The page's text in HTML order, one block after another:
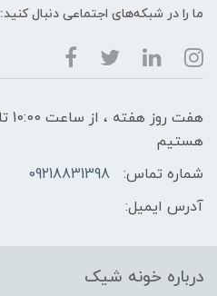
ما را در شبکه‌های اجتماعی دنبال کنید:
هستیم
شماره تماس:
09218831398
آدرس ایمیل:
درباره خونه شیک